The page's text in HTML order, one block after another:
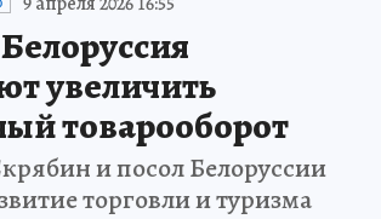
увеличить
товарооборот
и посол Белоруссии
торговли и туризма